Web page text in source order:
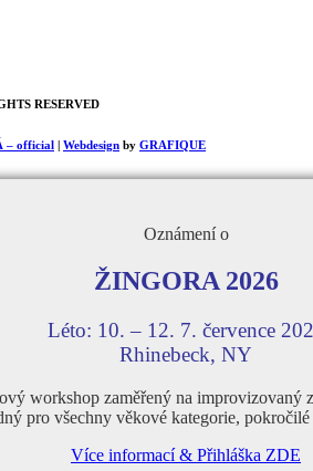
RESERVED
– official | Webdesign by GRAFIQUE
Oznámení o
ŽINGORA 2026
Léto: 10. – 12. 7. července
Rhinebeck, NY
workshop zaměřený na improvizovaný
pro všechny věkové kategorie, pokročilé
Více informací & Přihláška ZDE